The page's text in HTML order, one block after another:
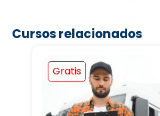
Cursos relacionados
Gratis